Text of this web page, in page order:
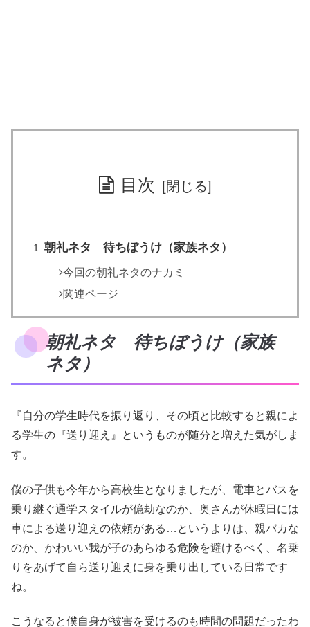
目次
朝礼ネタ 待ちぼうけ（家族ネタ）
今回の朝礼ネタのナカミ
関連ページ
朝礼ネタ 待ちぼうけ（家族
ネタ）
『自分の学生時代を振り返り、その頃と比較すると親によ
る学生の『送り迎え』というものが随分と増えた気がしま
す。
僕の子供も今年から高校生となりましたが、電車とバスを
乗り継ぐ通学スタイルが億劫なのか、奥さんが休暇日には
車による送り迎えの依頼がある…というよりは、親バカな
のか、かわいい我が子のあらゆる危険を避けるべく、名乗
りをあげて自ら送り迎えに身を乗り出している日常です
ね。
こうなると僕自身が被害を受けるのも時間の問題だったわ